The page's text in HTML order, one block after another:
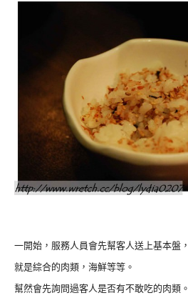
一開始，服務人員會先幫客人送上基本盤，
就是綜合的肉類，海鮮等等。
幫然會先詢問過客人是否有不敢吃的肉類。